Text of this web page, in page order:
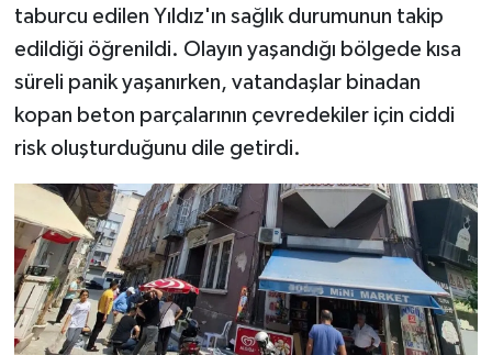
taburcu edilen Yıldız'ın sağlık durumunun takip
edildiği öğrenildi. Olayın yaşandığı bölgede kısa
süreli panik yaşanırken, vatandaşlar binadan
kopan beton parçalarının çevredekiler için ciddi
risk oluşturduğunu dile getirdi.